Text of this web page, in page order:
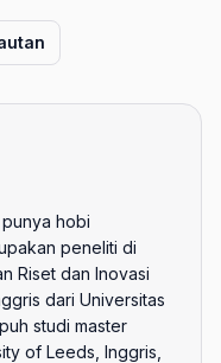
hobi
peneliti di
Riset dan Inovasi
dari Universitas
studi master
of Leeds, Inggris,